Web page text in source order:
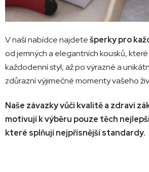
V naší nabídce najdetešperky pro
od jemných a elegantních kousků,
každodenní styl, až po výrazné a
zdůrazní výjimečné momenty vašeho
Naše závazky vůči kvalitě a zdraví
motivují k výběru pouze těch
které splňují nejpřísnější standardy.